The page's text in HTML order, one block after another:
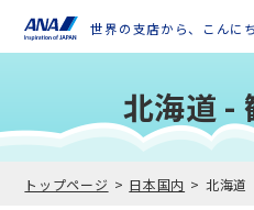
世界の支店から、こんに
北海道 -
トップページ 日本国内 北海道